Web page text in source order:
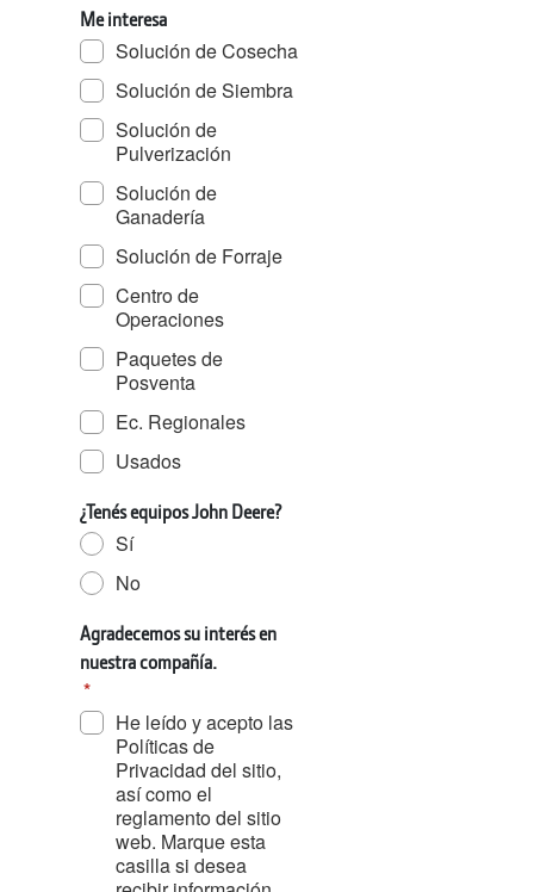
Me interesa
Solución de Cosecha
Solución de Siembra
Solución de
Pulverización
Solución de
Ganadería
Solución de Forraje
Centro de
Operaciones
Paquetes de
Posventa
Ec. Regionales
Usados
¿Tenés equipos John Deere?
Sí
No
Agradecemos su interés en
nuestra compañía.
He leído y acepto las
Políticas de
Privacidad del sitio,
así como el
reglamento del sitio
web. Marque esta
casilla si desea